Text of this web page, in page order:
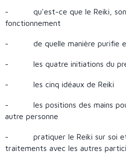
- qu'est-ce que le Reiki, son
fonctionnement
- de quelle manière purifie et
- les quatre initiations du
- les cinq idéaux de Reiki
- les positions des mains
autre personne
- pratiquer le Reiki sur soi et
traitements avec les autres